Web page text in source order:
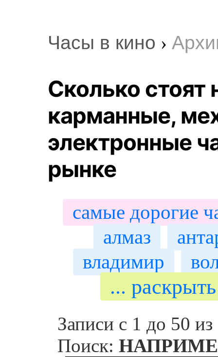
Часы в кино ›
Сколько стоят
карманные,
электронные
рынке
самые дорогие
алмаз
владимир
...
Записи с 1 до 50
Поиск: